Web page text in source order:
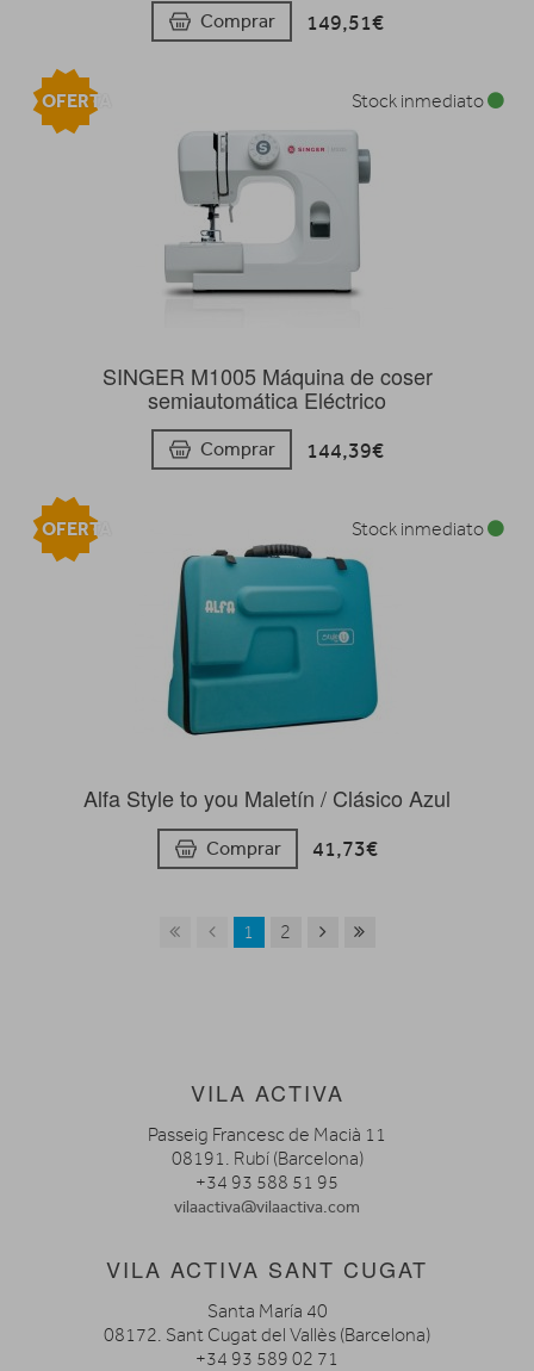
Comprar 149,51€
SINGER M1005 Máquina de coser
semiautomática Eléctrico
Comprar 144,39€
Stock inmediato
OFERTA
Alfa Style to you Maletín / Clásico Azul
Comprar 41,73€
Stock inmediato
OFERTA
1 2
VILA ACTIVA
Passeig Francesc de Macià 11
08191. Rubí (Barcelona)
+34 93 588 51 95
vilaactiva@vilaactiva.com
VILA ACTIVA SANT CUGAT
Santa María 40
08172. Sant Cugat del Vallès (Barcelona)
+34 93 589 02 71